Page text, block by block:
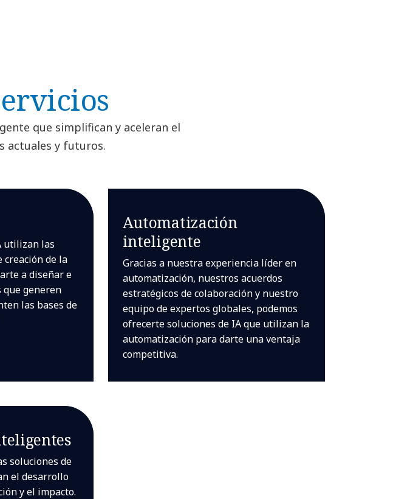
que simplifican y aceleran el
actuales y futuros.
utilizan las
creación de la
a diseñar e
generen
las bases de
Automatización
inteligente
Gracias a nuestra experiencia líder en
automatización, nuestros acuerdos
estratégicos de colaboración y nuestro
equipo de expertos globales, podemos
ofrecerte soluciones de IA que utilizan la
automatización para darte una ventaja
competitiva.
soluciones de
el desarrollo
y el impacto.